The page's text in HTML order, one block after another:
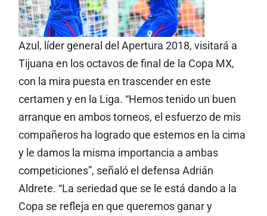
Azul, líder general del Apertura 2018, visitará a
Tijuana en los octavos de final de la Copa MX,
con la mira puesta en trascender en este
certamen y en la Liga. “Hemos tenido un buen
arranque en ambos torneos, el esfuerzo de mis
compañeros ha logrado que estemos en la cima
y le damos la misma importancia a ambas
competiciones”, señaló el defensa Adrián
Aldrete. “La seriedad que se le está dando a la
Copa se refleja en que queremos ganar y